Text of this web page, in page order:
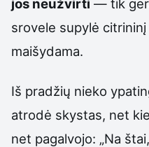
jos neužvirti — tik
srovele supylė
maišydama.
Iš pradžių nieko
atrodė skystas, net
net pagalvojo: „Na